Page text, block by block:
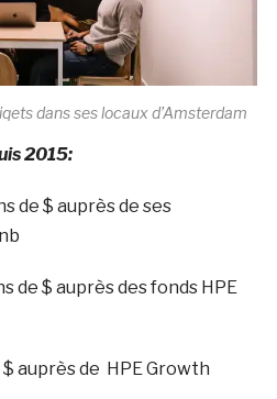
dans ses locaux d’Amsterdam
2015:
de $ auprès de ses
de $ auprès des fonds HPE
$ auprès de HPE Growth